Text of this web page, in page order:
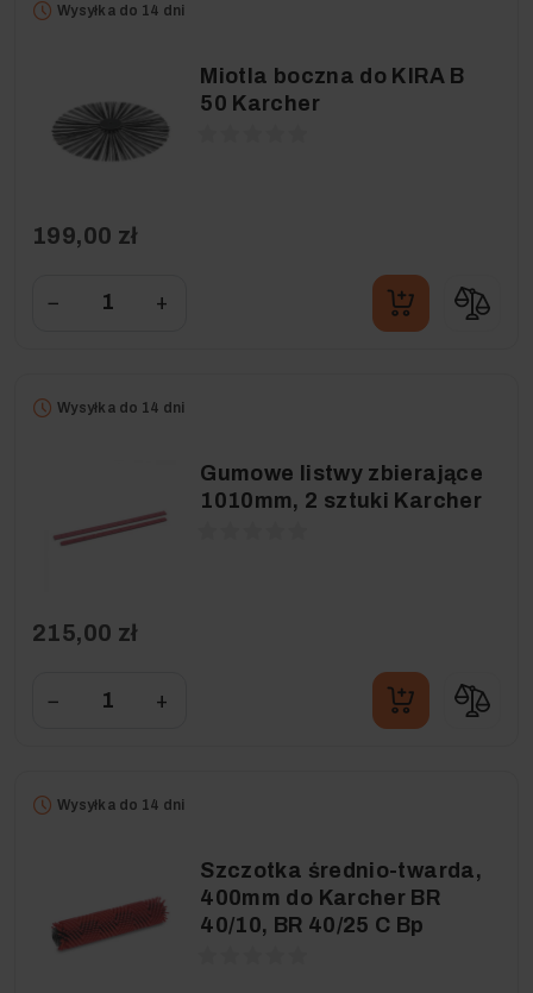
Wysyłka do 14 dni
Miotla boczna do KIRA B
50 Karcher
199,00 zł
− +
Wysyłka do 14 dni
Gumowe listwy zbierające
1010mm, 2 sztuki Karcher
215,00 zł
− +
Wysyłka do 14 dni
Szczotka średnio-twarda,
400mm do Karcher BR
40/10, BR 40/25 C Bp